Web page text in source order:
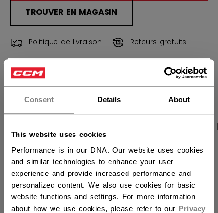
Consent Details About
This website uses cookies
Performance is in our DNA. Our website uses cookies
and similar technologies to enhance your user
experience and provide increased performance and
personalized content. We also use cookies for basic
website functions and settings. For more information
about how we use cookies, please refer to our Privacy
Vous souhaitez expédier des
produits aux États-Unis ?
TROUVER EN MAGASIN
Politique de livraison Retours gratuits
OUVRIR LES
CARACTÉRISTIQUES
IDENTIFICATION
SAWXLACE-NA
GROUPE D'ÂGE
N/A